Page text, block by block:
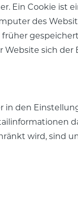
Ein Cookie ist
des
Website sich der
in den
wird, sind